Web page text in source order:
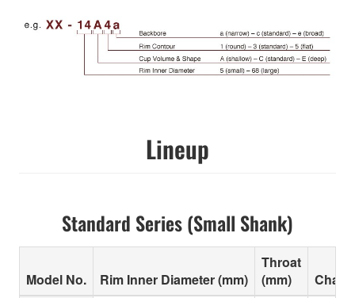
Lineup
Standard Series (Small Shank)
Model No. Rim Inner Diameter (mm)
Throat
(mm)